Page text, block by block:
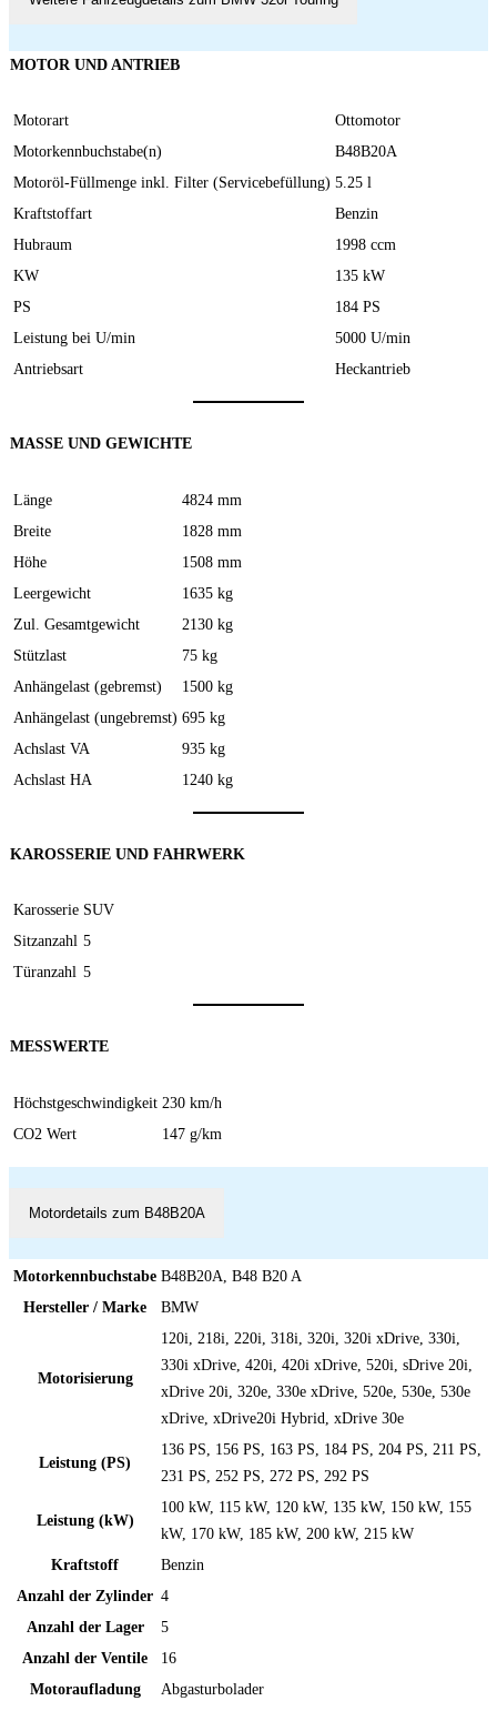
MOTOR UND ANTRIEB
Motorart
Ottomotor
Motorkennbuchstabe(n)
B48B20A
Motoröl-Füllmenge inkl. Filter (Servicebefüllung) 5.25 l
Kraftstoffart
Benzin
Hubraum
1998 ccm
KW
135 kW
PS
184 PS
Leistung bei U/min
5000 U/min
Antriebsart
Heckantrieb
MASSE UND GEWICHTE
Länge
4824 mm
Breite
1828 mm
Höhe
1508 mm
Leergewicht
1635 kg
Zul. Gesamtgewicht
2130 kg
Stützlast
75 kg
Anhängelast (gebremst)
1500 kg
Anhängelast (ungebremst) 695 kg
Achslast VA
935 kg
Achslast HA
1240 kg
KAROSSERIE UND FAHRWERK
Karosserie SUV
Sitzanzahl 5
Türanzahl 5
MESSWERTE
Höchstgeschwindigkeit 230 km/h
CO2 Wert
147 g/km
Motordetails zum B48B20A
Motorkennbuchstabe B48B20A, B48 B20 A
Hersteller / Marke
BMW
Motorisierung
120i, 218i, 220i, 318i, 320i, 320i xDrive, 330i,
330i xDrive, 420i, 420i xDrive, 520i, sDrive 20i,
xDrive 20i, 320e, 330e xDrive, 520e, 530e, 530e
xDrive, xDrive20i Hybrid, xDrive 30e
Leistung (PS)
136 PS, 156 PS, 163 PS, 184 PS, 204 PS, 211 PS,
231 PS, 252 PS, 272 PS, 292 PS
Leistung (kW)
100 kW, 115 kW, 120 kW, 135 kW, 150 kW, 155
kW, 170 kW, 185 kW, 200 kW, 215 kW
Kraftstoff
Benzin
Anzahl der Zylinder 4
Anzahl der Lager
5
Anzahl der Ventile
16
Motoraufladung
Abgasturbolader